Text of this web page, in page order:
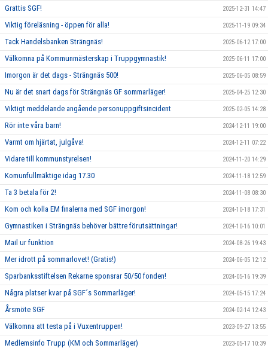
Grattis SGF! 2025-12-31 14:47
Viktig föreläsning - öppen för alla! 2025-11-19 09:34
Tack Handelsbanken Strängnäs! 2025-06-12 17:00
Välkomna på Kommunmästerskap i Truppgymnastik! 2025-06-11 17:00
Imorgon är det dags - Strängnäs 500! 2025-06-05 08:59
Nu är det snart dags för Strängnäs GF sommarläger! 2025-04-25 12:30
Viktigt meddelande angående personuppgiftsincident 2025-02-05 14:28
Rör inte våra barn! 2024-12-11 19:00
Varmt om hjärtat, julgåva! 2024-12-11 07:22
Vidare till kommunstyrelsen! 2024-11-20 14:29
Komunfullmäktige idag 17.30 2024-11-18 12:59
Ta 3 betala för 2! 2024-11-08 08:30
Kom och kolla EM finalerna med SGF imorgon! 2024-10-18 17:31
Gymnastiken i Strängnäs behöver bättre förutsättningar! 2024-10-16 10:01
Mail ur funktion 2024-08-26 19:43
Mer idrott på sommarlovet! (Gratis!) 2024-06-05 12:12
Sparbanksstiftelsen Rekarne sponsrar 50/50 fonden! 2024-05-16 19:39
Några platser kvar på SGF´s Sommarläger! 2024-05-15 17:24
Årsmöte SGF 2024-02-14 12:43
Välkomna att testa på i Vuxentruppen! 2023-09-27 13:55
Medlemsinfo Trupp (KM och Sommarläger) 2023-05-17 10:39